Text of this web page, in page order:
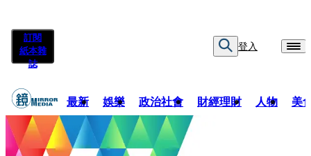
訂閱
紙本雜
誌
登入
最新 娛樂 政治社會 財經理財 人物 美